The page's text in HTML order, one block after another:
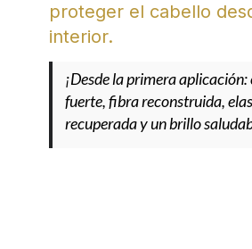
proteger el cabello
interior.
¡Desde la primera
fuerte, fibra reconstruida,
recuperada y un brillo